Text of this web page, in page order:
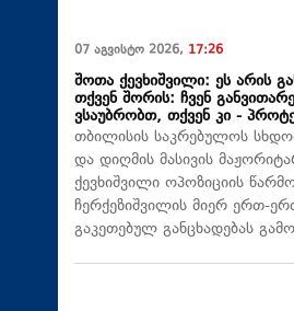
07 აგვისტო 2026, 17:26
შოთა ქევხიშვილი: ეს არის
თქვენ შორის: ჩვენ
ვსაუბრობთ, თქვენ კი -
თბილისის საკრებულოს
და დიღმის მასივის
ქევხიშვილი ოპოზიციის
ჩერქეზიშვილის მიერ ერთ-
გაკეთებულ განცხადებას